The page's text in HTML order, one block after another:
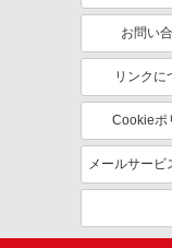
お問い
リンクに
Cookieポ
メールサービ